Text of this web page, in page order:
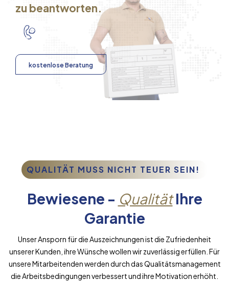
zu beantworten.
kostenlose Beratung
QUALITÄT MUSS NICHT TEUER SEIN!
Bewiesene - QualitätIhre
Garantie
Unser Ansporn für die Auszeichnungen ist die Zufriedenheit
unserer Kunden, ihre Wünsche wollen wir zuverlässig erfüllen. Für
unsere Mitarbeitenden werden durch das Qualitätsmanagement
die Arbeitsbedingungen verbessert und ihre Motivation erhöht.